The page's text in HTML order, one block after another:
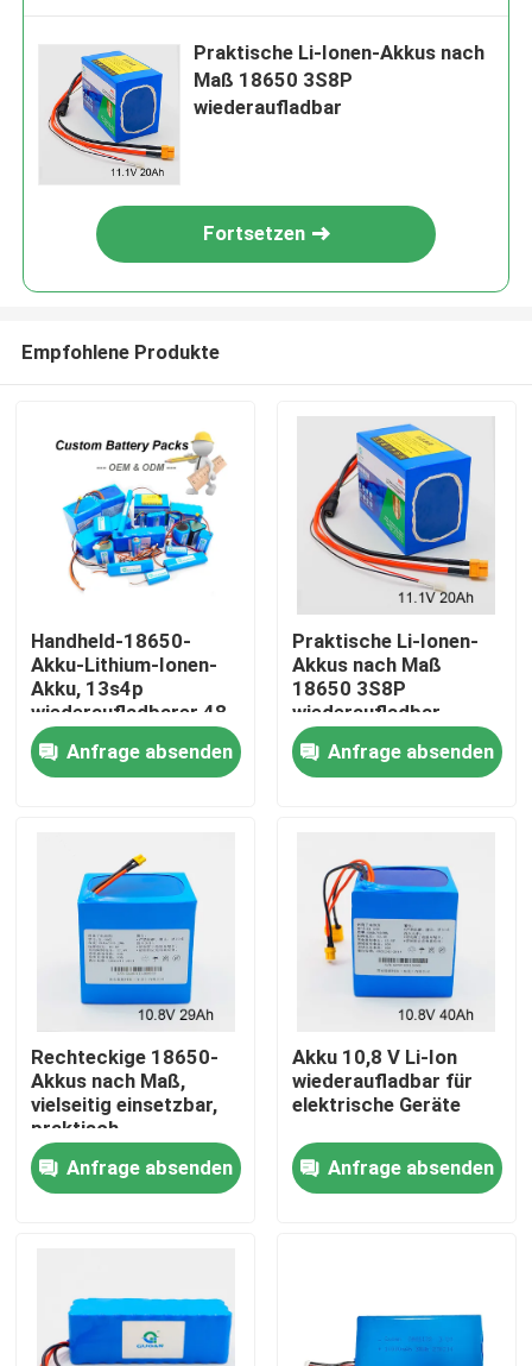
Haus
Produkte
Über uns
Fabrik-Ausflug
Qualitätskontrolle
Treten Sie mit uns in Verbindung
Tragbare Kraftwerksbatterie
Praktische Li-Ionen-Akkus nach
Maß 18650 3S8P
wiederaufladbar
Fortsetzen
Empfohlene Produkte
Handheld-18650-
Akku-Lithium-Ionen-
Akku, 13s4p
wiederaufladbarer 48-
V-Akku
Anfrage absenden
Praktische Li-Ionen-
Akkus nach Maß
18650 3S8P
wiederaufladbar
Anfrage absenden
Rechteckige 18650-
Akkus nach Maß,
vielseitig einsetzbar,
praktisch
Anfrage absenden
Akku 10,8 V Li-Ion
wiederaufladbar für
elektrische Geräte
Anfrage absenden